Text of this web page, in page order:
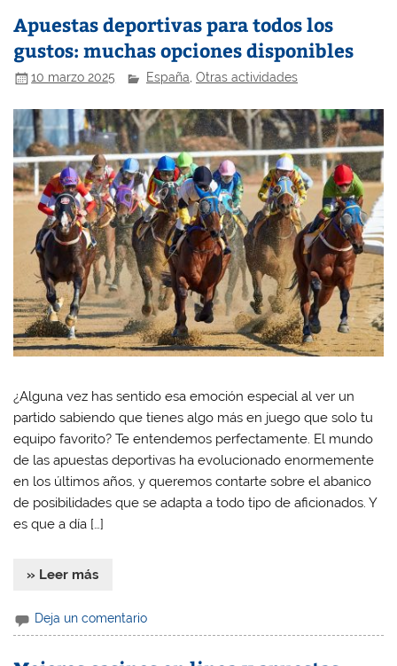
Apuestas deportivas para todos los
gustos: muchas opciones disponibles
10 marzo 2025 España,Otras actividades
¿Alguna vez has sentido esa emoción especial al ver un
partido sabiendo que tienes algo más en juego que solo tu
equipo favorito? Te entendemos perfectamente. El mundo
de las apuestas deportivas ha evolucionado enormemente
en los últimos años, y queremos contarte sobre el abanico
de posibilidades que se adapta a todo tipo de aficionados. Y
es que a día […]
» Leer más
Deja un comentario